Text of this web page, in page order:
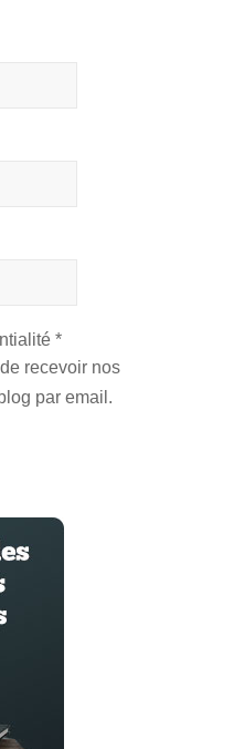
*
recevoir nos
par email.